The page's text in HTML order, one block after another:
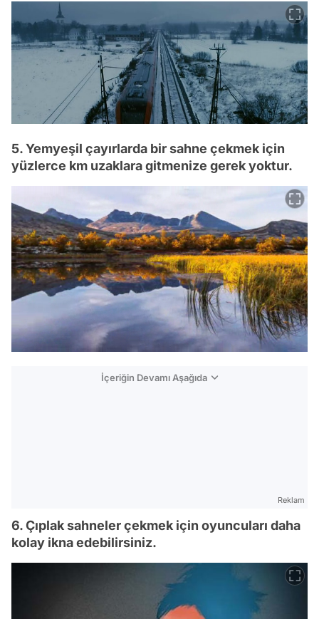
5. Yemyeşil çayırlarda bir sahne çekmek için
yüzlerce km uzaklara gitmenize gerek yoktur.
İçeriğin Devamı Aşağıda
Reklam
6. Çıplak sahneler çekmek için oyuncuları daha
kolay ikna edebilirsiniz.